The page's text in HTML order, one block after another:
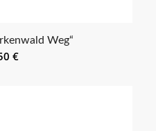
Weg“
€